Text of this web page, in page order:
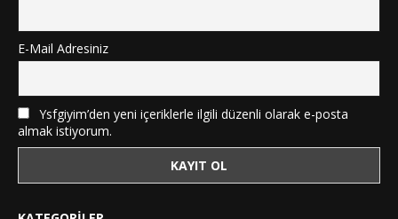
E-Mail Adresiniz
Ysfgiyim’den yeni içeriklerle ilgili düzenli olarak e-posta
almak istiyorum.